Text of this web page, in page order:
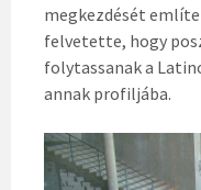
megkezdését
felvetette, hogy
folytassanak a
annak profiljába.